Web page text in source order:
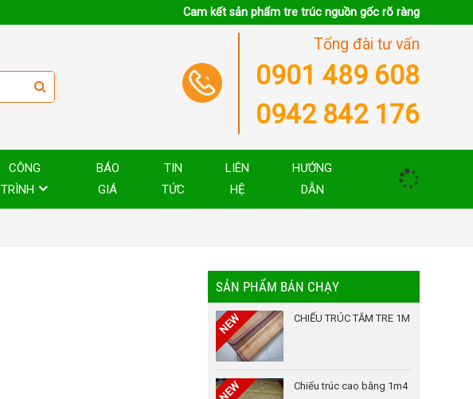
Cam kết sản phẩm tre trúc nguồn gốc rõ ràng
Tổng đài tư vấn
0901 489 608
0942 842 176
CÔNG
TRÌNH
BÁO
GIÁ
TIN
TỨC
LIÊN
HỆ
HƯỚNG
DẪN
SẢN PHẨM BÁN CHẠY
CHIẾU TRÚC TĂM TRE 1M
Chiếu trúc cao bằng 1m4